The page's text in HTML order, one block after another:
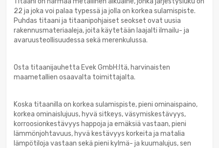
22 ja joka voi palaa typessä ja jolla on korkea sulamispiste.
Puhdas titaani ja titaanipohjaiset seokset ovat uusia
rakennusmateriaaleja, joita käytetään laajalti ilmailu- ja
avaruusteollisuudessa sekä merenkulussa.
Osta titaanijauhetta Evek GmbH:ltä, harvinaisten
maametallien osaavalta toimittajalta.
Koska titaanilla on korkea sulamispiste, pieni ominaispaino,
korkea ominaislujuus, hyvä sitkeys, väsymiskestävyys,
korroosionkestävyys happoja ja emäksiä vastaan, pieni
lämmönjohtavuus, hyvä kestävyys korkeita ja matalia
lämpötiloja vastaan sekä pieni kylmä- ja kuumalujus, sen